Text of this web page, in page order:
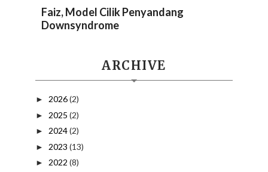
Faiz, Model Cilik Penyandang
Downsyndrome
ARCHIVE
► 2026(2)
► 2025 (2)
► 2024(2)
► 2023 (13)
► 2022 (8)